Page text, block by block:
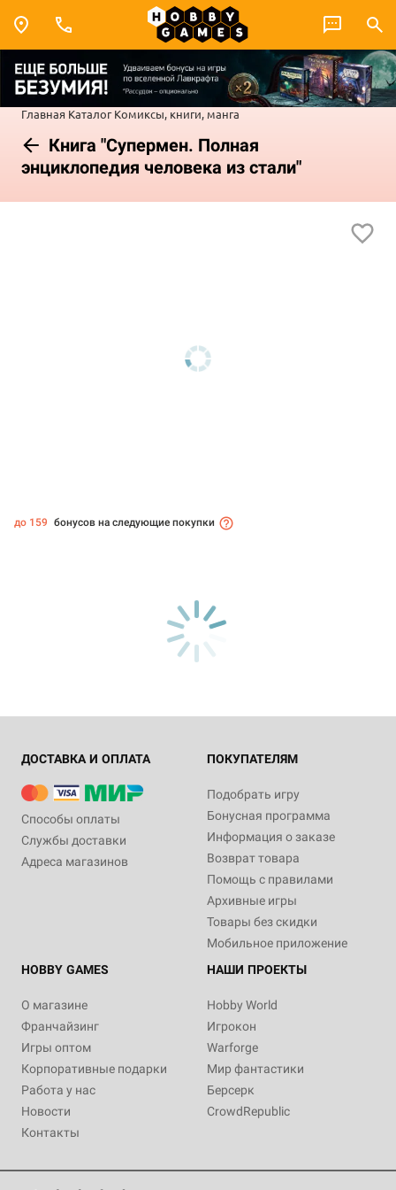
Главная Каталог Комиксы, книги, манга
Книга "Супермен. Полная
энциклопедия человека из стали"
до 159 бонусов на следующие покупки
ДОСТАВКА И ОПЛАТА
Способы оплаты
Службы доставки
Адреса магазинов
ПОКУПАТЕЛЯМ
Подобрать игру
Бонусная программа
Информация о заказе
Возврат товара
Помощь с правилами
Архивные игры
Товары без скидки
Мобильное приложение
HOBBY GAMES
О магазине
Франчайзинг
Игры оптом
Корпоративные подарки
Работа у нас
Новости
Контакты
НАШИ ПРОЕКТЫ
Hobby World
Игрокон
Warforge
Мир фантастики
Берсерк
CrowdRepublic